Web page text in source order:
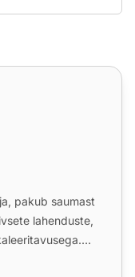
pakub saumast
lahenduste,